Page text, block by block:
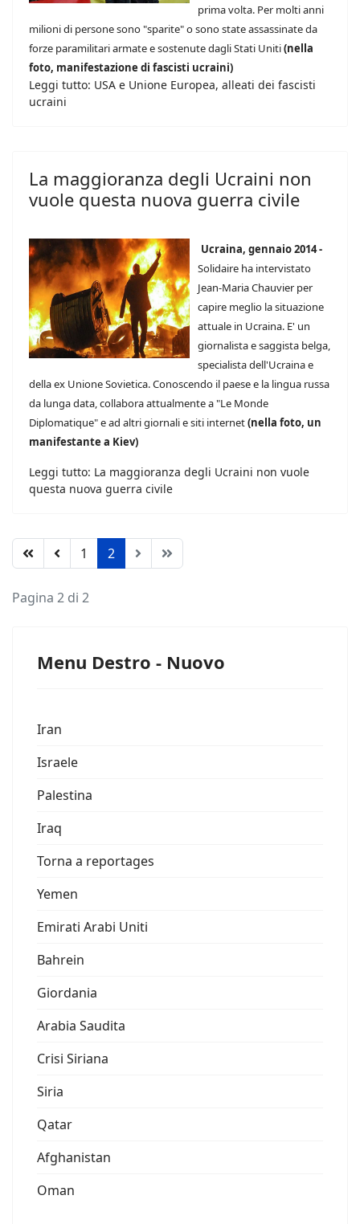
prima volta. Per molti anni
milioni di persone sono "sparite" o sono state assassinate da
forze paramilitari armate e sostenute dagli Stati Uniti(nella
foto, manifestazione di fascisti ucraini)
Leggi tutto: USA e Unione Europea, alleati dei fascisti
ucraini
La maggioranza degli Ucraini non
vuole questa nuova guerra civile
Ucraina, gennaio 2014 -
Solidaire ha intervistato
Jean-Maria Chauvier per
capire meglio la situazione
attuale in Ucraina. E' un
giornalista e saggista belga,
specialista dell'Ucraina e
della ex Unione Sovietica. Conoscendo il paese e la lingua russa
da lunga data, collabora attualmente a "Le Monde
Diplomatique" e ad altri giornali e siti internet(nella foto, un
manifestante a Kiev)
Leggi tutto: La maggioranza degli Ucraini non vuole
questa nuova guerra civile
1 2
Pagina 2 di 2
Menu Destro - Nuovo
Iran
Israele
Palestina
Iraq
Torna a reportages
Yemen
Emirati Arabi Uniti
Bahrein
Giordania
Arabia Saudita
Crisi Siriana
Siria
Qatar
Afghanistan
Oman